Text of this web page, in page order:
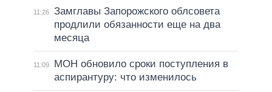
11:26
Замглавы Запорожского облсовета
продлили обязанности еще на два
месяца
11:09
МОН обновило сроки поступления в
аспирантуру: что изменилось